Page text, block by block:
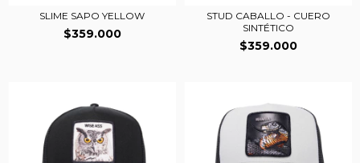
SLIME SAPO YELLOW
$359.000
STUD CABALLO - CUERO
SINTÉTICO
$359.000